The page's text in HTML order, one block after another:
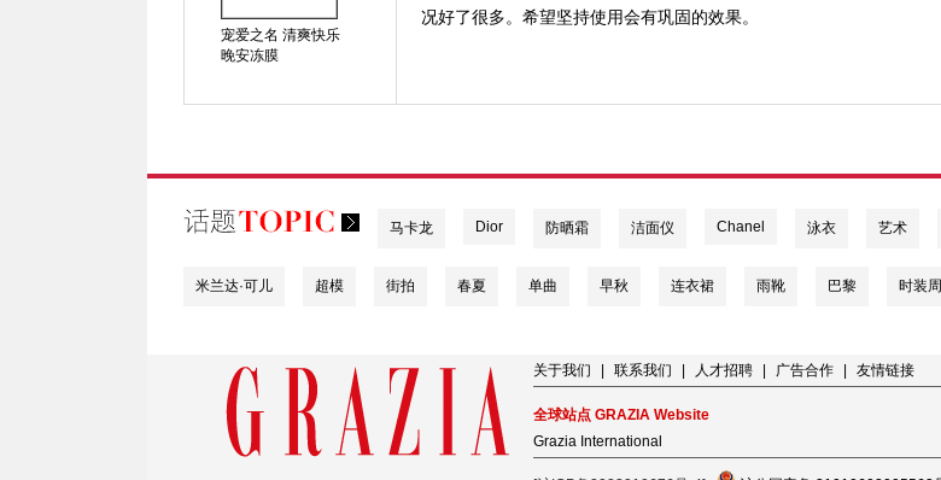
宠爱之名 清爽快乐
晚安冻膜
况好了很多。希望坚持使用会有巩固的效果。
马卡龙 Dior 防晒霜 洁面仪 Chanel 泳衣 艺术
米兰达·可儿 超模 街拍 春夏 单曲 早秋 连衣裙 雨靴 巴黎 时装周
关于我们 联系我们 人才招聘 广告合作 友情链接
全球站点 GRAZIA Website
Grazia International